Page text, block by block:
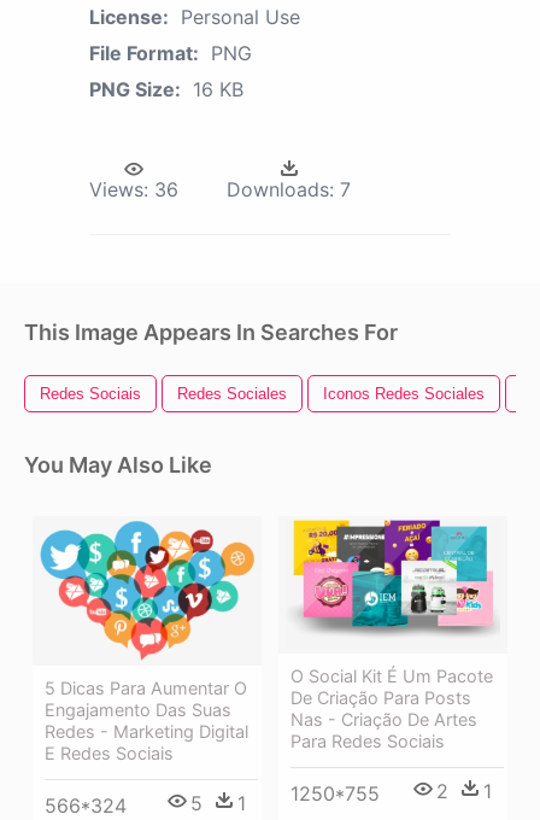
License: Personal Use
File Format: PNG
PNG Size: 16 KB
Views: 36 Downloads: 7
This Image Appears In Searches For
Redes Sociais Redes Sociales Iconos Redes Sociales
You May Also Like
5 Dicas Para Aumentar O
Engajamento Das Suas
Redes - Marketing Digital
E Redes Sociais
566*324 5 1
O Social Kit É Um Pacote
De Criação Para Posts
Nas - Criação De Artes
Para Redes Sociais
1250*755 2 1